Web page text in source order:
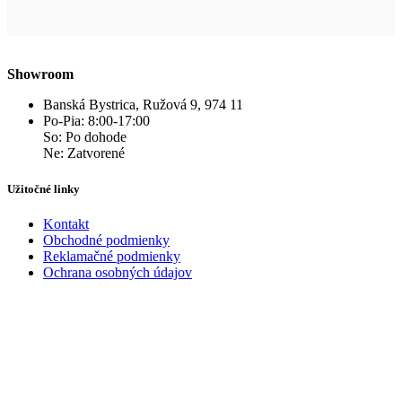
Showroom
Banská Bystrica, Ružová 9, 974 11
Po-Pia: 8:00-17:00
So: Po dohode
Ne: Zatvorené
Užitočné linky
Kontakt
Obchodné podmienky
Reklamačné podmienky
Ochrana osobných údajov